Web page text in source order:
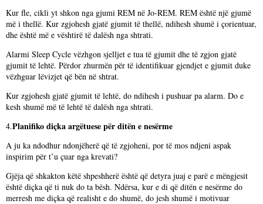
Kur fle, cikli yt shkon nga gjumi REM në Jo-REM. REM është një gjumë
më i thellë. Kur zgjohesh gjatë gjumit të thellë, ndihesh shumë i çorientuar,
dhe është më e vështirë të dalësh nga shtrati.
Alarmi Sleep Cycle vëzhgon sjelljet e tua të gjumit dhe të zgjon gjatë
gjumit të lehtë. Përdor zhurmën për të identifikuar gjendjet e gjumit duke
vëzhguar lëvizjet që bën në shtrat.
Kur zgjohesh gjatë gjumit të lehtë, do ndihesh i pushuar pa alarm. Do e
kesh shumë më të lehtë të dalësh nga shtrati.
4.Planifiko diçka argëtuese për ditën e nesërme
A ju ka ndodhur ndonjëherë që të zgjoheni, por të mos ndjeni aspak
inspirim për t’u çuar nga krevati?
Gjëja që shkakton këtë shpeshherë është që detyra juaj e parë e mëngjesit
është diçka që ti nuk do ta bësh. Ndërsa, kur e di që ditën e nesërme do
merresh me diçka që realisht e do shumë, do jesh shumë i motivuar